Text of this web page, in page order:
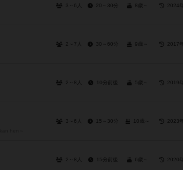
3～6人 20～30分 8歳～ 2024年
2～7人 30～60分 9歳～ 2017年
2～8人 10分前後 5歳～ 2019年
3～6人 15～30分 10歳～ 2023年
2～8人 15分前後 6歳～ 2020年